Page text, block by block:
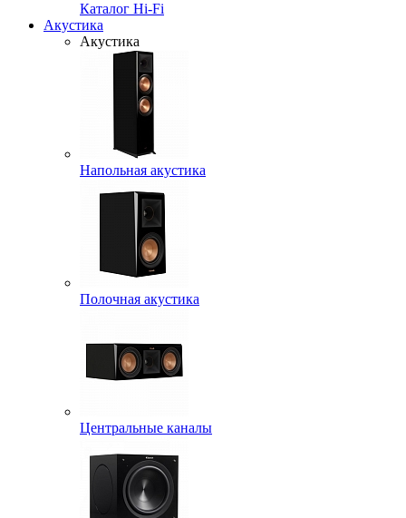
Каталог Hi-Fi
Акустика
Акустика
Напольная акустика
Полочная акустика
Центральные каналы